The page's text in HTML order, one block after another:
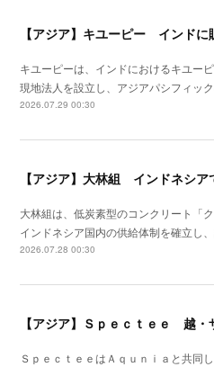
【アジア】キユーピー インドに
キユーピーは、インドにおけるキユー
現地法人を設立し、アジアパシフィッ
2026.07.29 00:30
大林組は、低炭素型のコンクリート「
インドネシア国内の供給体制を確立し
2026.07.28 00:30
ＳｐｅｃｔｅｅはＡｑｕｎｉａと共同